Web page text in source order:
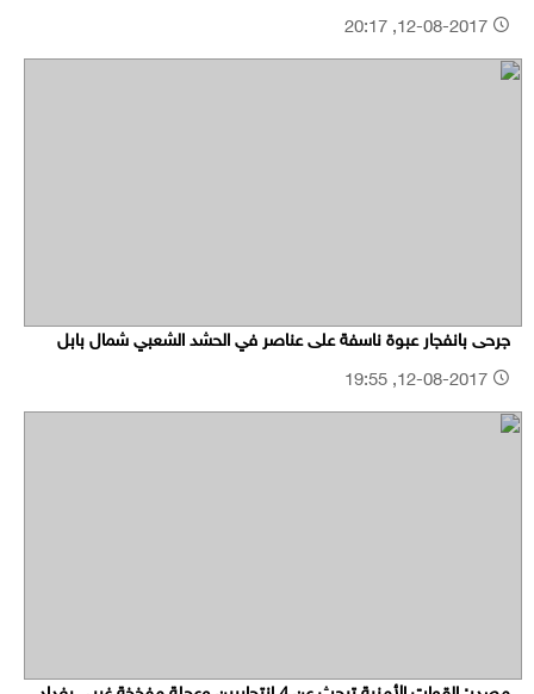
جرحى بانفجار عبوة ناسفة على عناصر في الحشد الشعبي شمال بابل